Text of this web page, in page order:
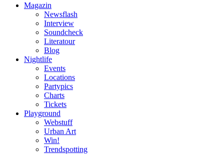
Magazin
Newsflash
Interview
Soundcheck
Literatour
Blog
Nightlife
Events
Locations
Partypics
Charts
Tickets
Playground
Webstuff
Urban Art
Win!
Trendspotting